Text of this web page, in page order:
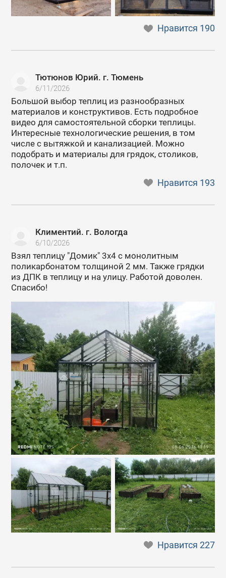
Нравится 190
Тютюнов Юрий. г. Тюмень
6/11/2026
Большой выбор теплиц из разнообразных
материалов и конструктивов. Есть подробное
видео для самостоятельной сборки теплицы.
Интересные технологические решения, в том
числе с вытяжкой и канализацией. Можно
подобрать и материалы для грядок, столиков,
полочек и т.п.
Нравится 193
Климентий. г. Вологда
6/10/2026
Взял теплицу "Домик" 3х4 с монолитным
поликарбонатом толщиной 2 мм. Также грядки
из ДПК в теплицу и на улицу. Работой доволен.
Спасибо!
Нравится227